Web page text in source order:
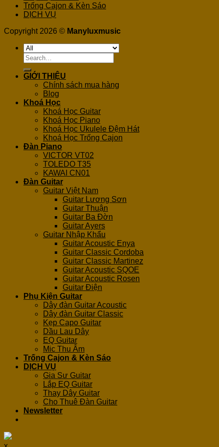
Trống Cajon & Kèn Sáo
DỊCH VỤ
Copyright 2026 © Manyluxmusic
Search
for:
GIỚI THIỆU
Chính sách mua hàng
Blog
Khoá Học
Khoá Học Guitar
Khoá Học Piano
Khoá Học Ukulele Đệm Hát
Khoá Học Trống Cajon
Đàn Piano
VICTOR VT02
TOLEDO T35
KAWAI CN01
Đàn Guitar
Guitar Việt Nam
Guitar Lương Sơn
Guitar Thuận
Guitar Ba Đờn
Guitar Ayers
Guitar Nhập Khẩu
Guitar Acoustic Enya
Guitar Classic Cordoba
Guitar Classic Martinez
Guitar Acoustic SQOE
Guitar Acoustic Rosen
Guitar Điện
Phụ Kiện Guitar
Dây đàn Guitar Acoustic
Dây đàn Guitar Classic
Kẹp Capo Guitar
Dầu Lau Dây
EQ Guitar
Mic Thu Âm
Trống Cajon & Kèn Sáo
DỊCH VỤ
Gia Sư Guitar
Lắp EQ Guitar
Thay Dây Guitar
Cho Thuê Đàn Guitar
Newsletter